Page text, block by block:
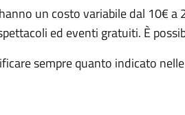
un costo variabile dal 10€
ed eventi gratuiti. È
sempre quanto indicato